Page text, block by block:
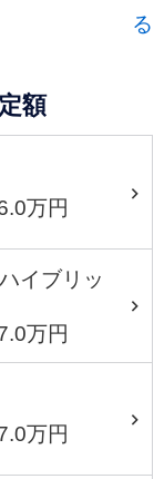
る
額
万円
イブリッ
万円
万円